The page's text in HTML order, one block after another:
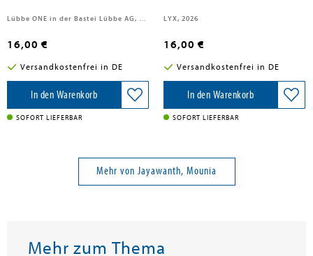
Lübbe ONE in der Bastei Lübbe AG, 2026
16,00 €
Versandkostenfrei in DE
In den Warenkorb
SOFORT LIEFERBAR
LYX, 2026
16,00 €
Versandkostenfrei in DE
In den Warenkorb
SOFORT LIEFERBAR
Mehr von Jayawanth, Mounia
Mehr zum Thema